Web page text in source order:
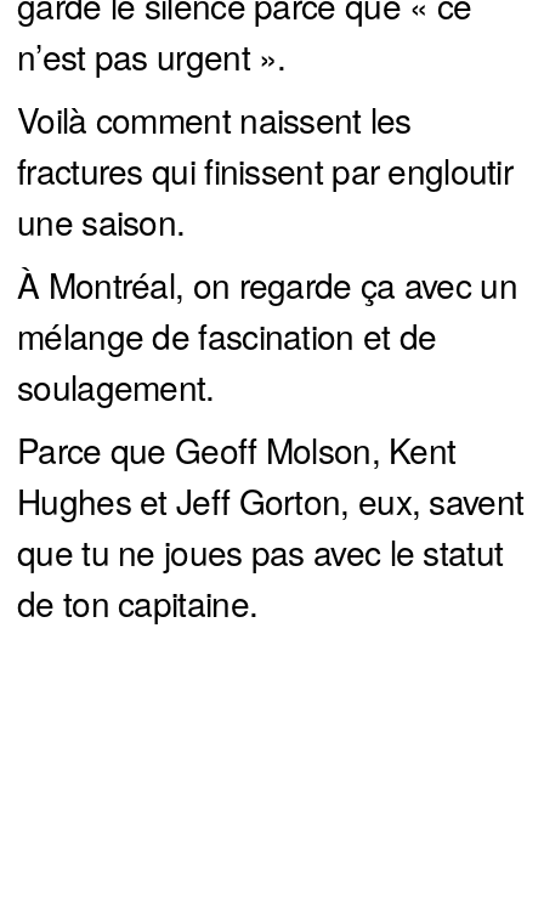
n’est pas urgent ».
Voilà comment naissent les
fractures qui finissent par engloutir
une saison.
À Montréal, on regarde ça avec un
mélange de fascination et de
soulagement.
Parce que Geoff Molson, Kent
Hughes et Jeff Gorton, eux, savent
que tu ne joues pas avec le statut
de ton capitaine.